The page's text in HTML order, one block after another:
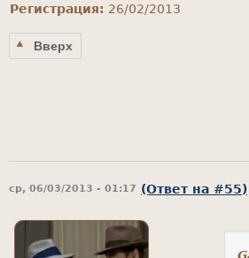
Регистрация: 26/02/2013
Вверх
ср, 06/03/2013 - 01:17 (Ответ на #55)